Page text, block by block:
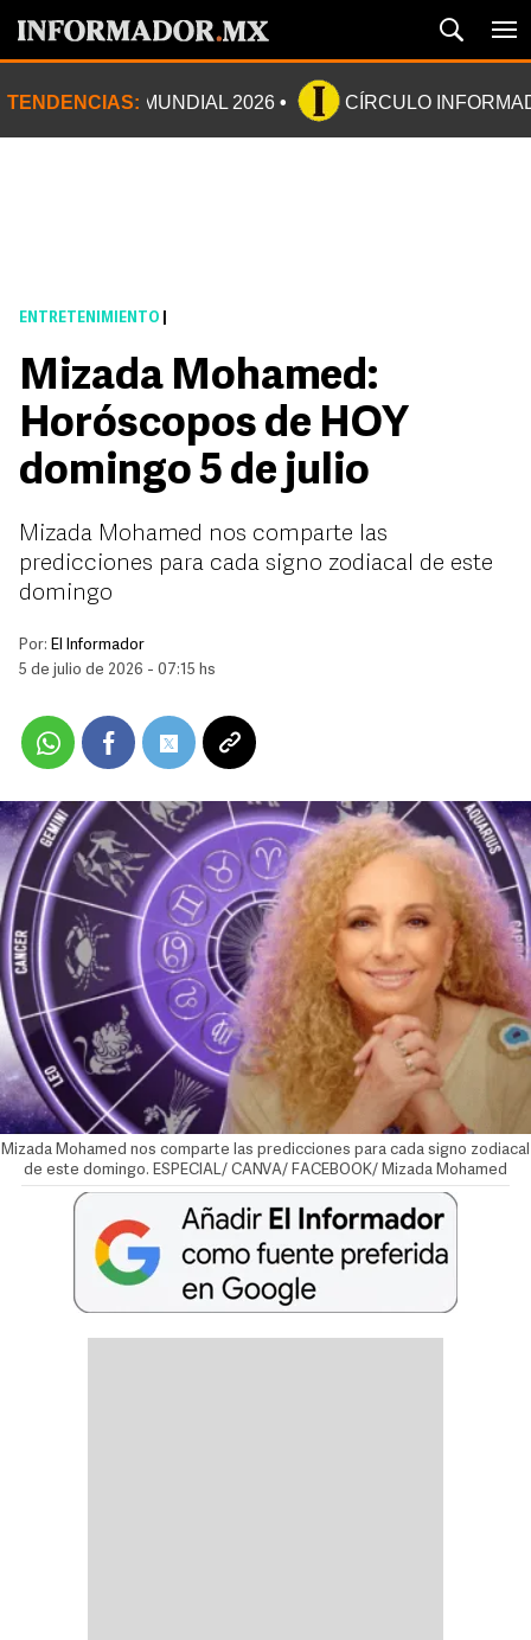
TENDENCIAS: MUNDIAL 2026 CÍRCULO
ENTRETENIMIENTO
Mizada Mohamed:
Horóscopos de HOY
domingo 5 de julio
Mizada Mohamed nos comparte las
predicciones para cada signo zodiacal de este
domingo
Por: El Informador
5 de julio de 2026 - 07:15 hs
Mizada Mohamed nos comparte las predicciones para cada signo zodiacal
de este domingo. ESPECIAL/ CANVA/ FACEBOOK/ Mizada Mohamed